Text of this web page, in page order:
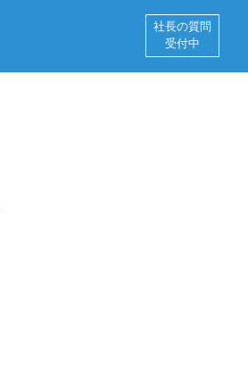
社長の質問
受付中